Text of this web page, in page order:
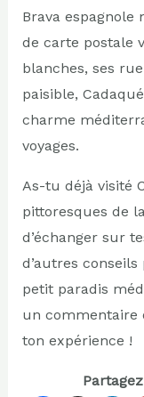
Brava
de carte postale
blanches, ses
paisible,
charme
voyages.
As-tu déjà visité
pittoresques de
d’échanger sur
d’autres
petit paradis
un commentaire
ton expérience !